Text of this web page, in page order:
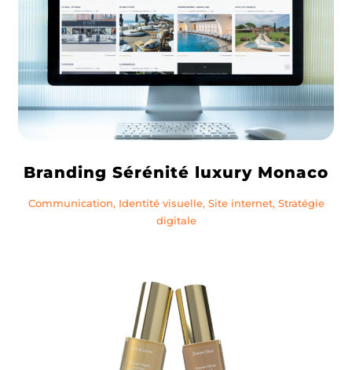
Branding Sérénité luxury Monaco
Communication, Identité visuelle, Site internet, Stratégie
digitale